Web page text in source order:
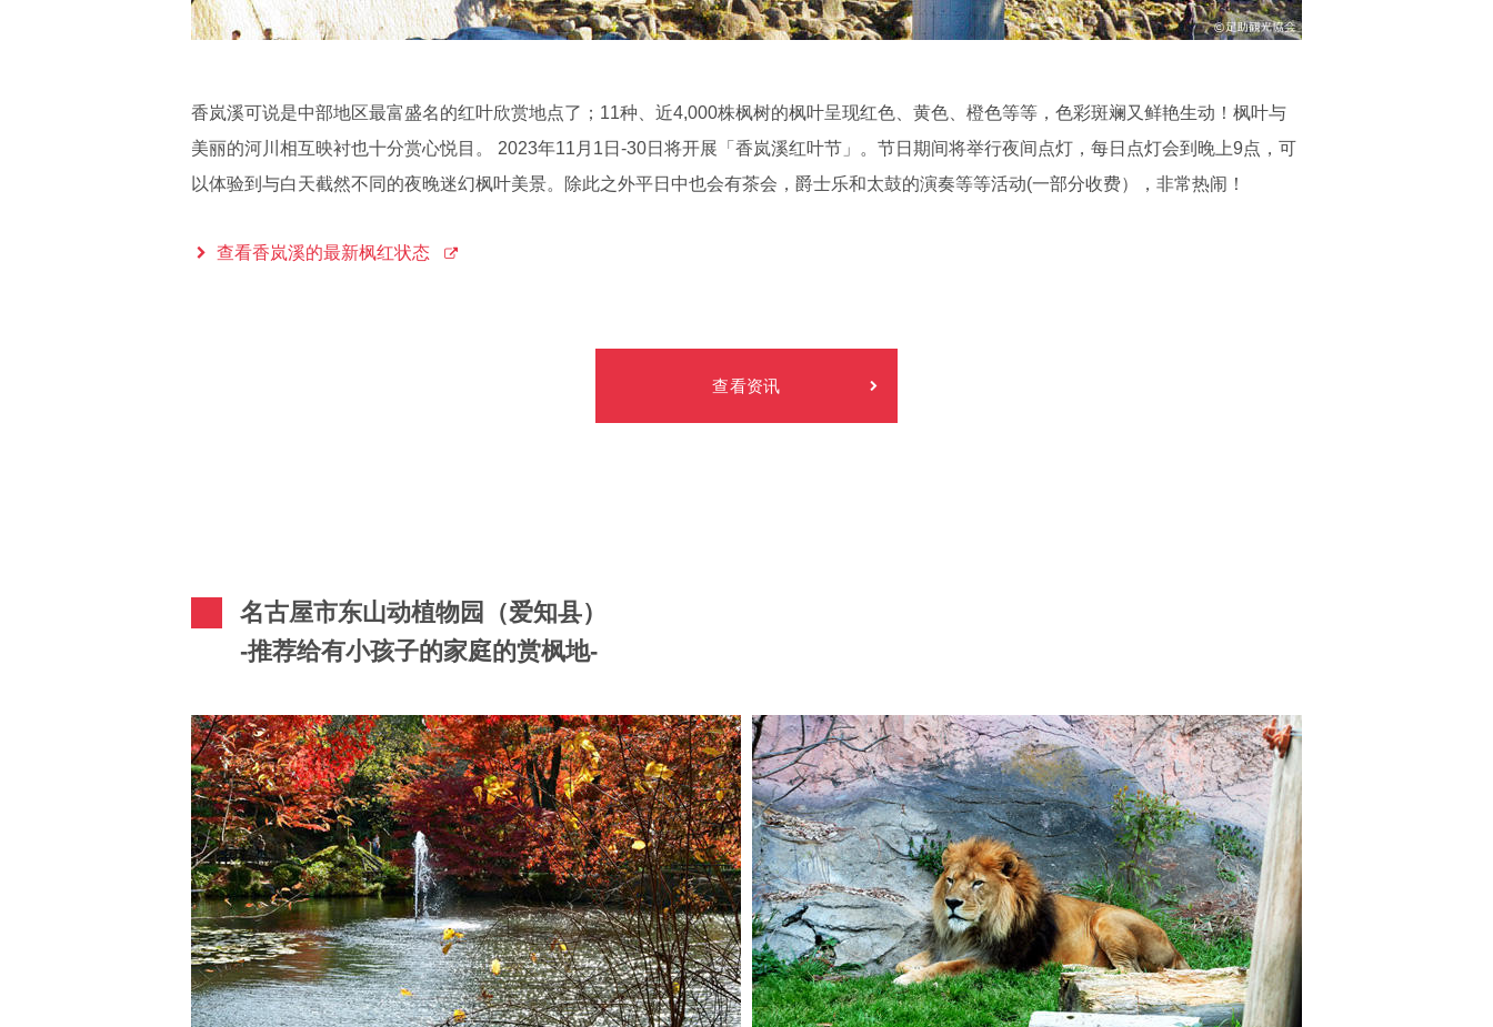
香岚溪可说是中部地区最富盛名的红叶欣赏地点了；11种、近4,000株枫树的枫叶呈现红色、黄色、橙色等等，色彩斑斓又鲜艳生动！枫叶与
美丽的河川相互映衬也十分赏心悦目。 2023年11月1日-30日将开展「香岚溪红叶节」。节日期间将举行夜间点灯，每日点灯会到晚上9点，可
以体验到与白天截然不同的夜晚迷幻枫叶美景。除此之外平日中也会有茶会，爵士乐和太鼓的演奏等等活动(一部分收费），非常热闹！
查看香岚溪的最新枫红状态
查看资讯
名古屋市东山动植物园（爱知县）
-推荐给有小孩子的家庭的赏枫地-